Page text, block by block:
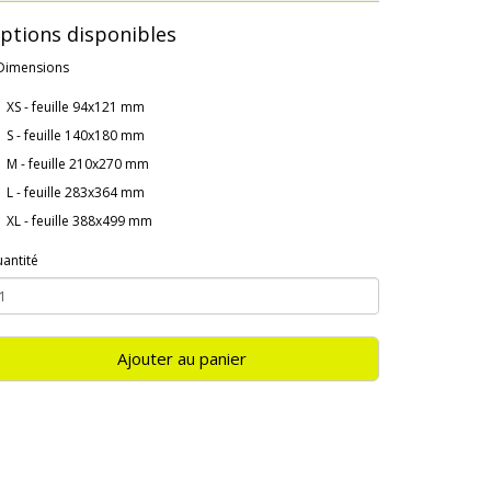
disponibles
XS - feuille 94x121 mm
S - feuille 140x180 mm
M - feuille 210x270 mm
L - feuille 283x364 mm
XL - feuille 388x499 mm
Ajouter au panier